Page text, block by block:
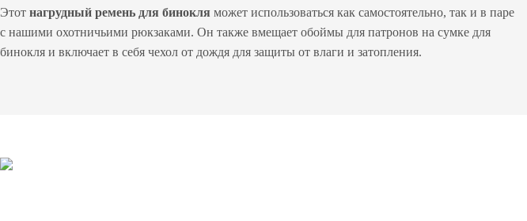
Этот нагрудный ремень для бинокля может использоваться как самостоятельно, так и в паре
с нашими охотничьими рюкзаками. Он также вмещает обоймы для патронов на сумке для
бинокля и включает в себя чехол от дождя для защиты от влаги и затопления.